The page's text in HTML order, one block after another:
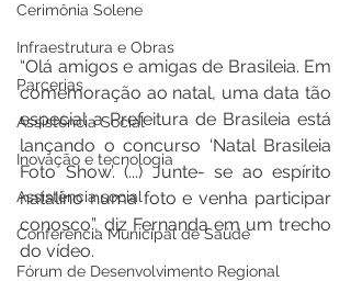
Cerimônia Solene
Infraestrutura e Obras
Parcerias
Assistência Social
Inovação e tecnologia
Assistência social
Conferência Municipal de Saúde
Fórum de Desenvolvimento Regional
“Olá amigos e amigas de Brasileia. Em
comemoração ao natal, uma data tão
especial a Prefeitura de Brasileia está
lançando o concurso ‘Natal Brasileia
Foto Show’. (...) Junte- se ao espírito
natalino numa foto e venha participar
conosco”, diz Fernanda em um trecho
do vídeo.